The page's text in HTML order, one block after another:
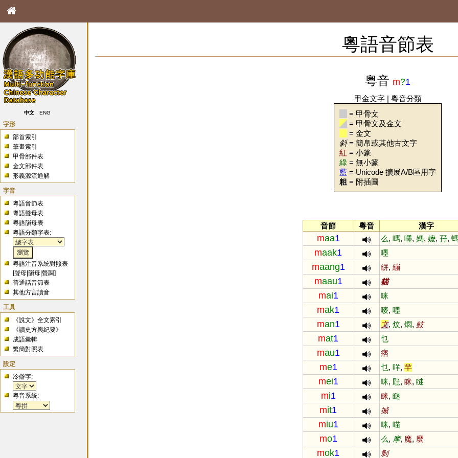
中文 ENG
字形
部首索引
筆畫索引
甲骨部件表
金文部件表
形義源流通解
字音
粵語音節表
粵語聲母表
粵語韻母表
粵語分類字表:
粵語注音系統對照表
[聲母 |韻母 |聲調]
普通話音節表
其他方言讀音
工具
《說文》全文索引
《讀史方輿紀要》
成語彙輯
繁簡對照表
設定
冷僻字:
粵音系統:
粵語音節表
粵音 m?1
甲金文字| 粵音分類
= 甲骨文
= 甲骨文及金文
= 金文
斜= 簡帛或其他古文字
紅 = 小篆
綠 = 無小篆
藍 = Unicode 擴展A/B區用字
粗 = 附插圖
音節 粵音 漢字
maa1 么,嗎,嚜,媽,嬤,孖,
maak1 嚜
maang1 絣,繃
maau1 貓
mai1 咪
mak1 嘜,嚜
man1 文,炆,燜, 蚊
mat1 乜
mau1 痞
me1 乜,咩,羋
mei1 咪, 屘,眯,瞇
mi1 眯,瞇
mit1 搣
miu1 咪,喵
mo1 么, 摩, 魔, 麼
mok1 剝